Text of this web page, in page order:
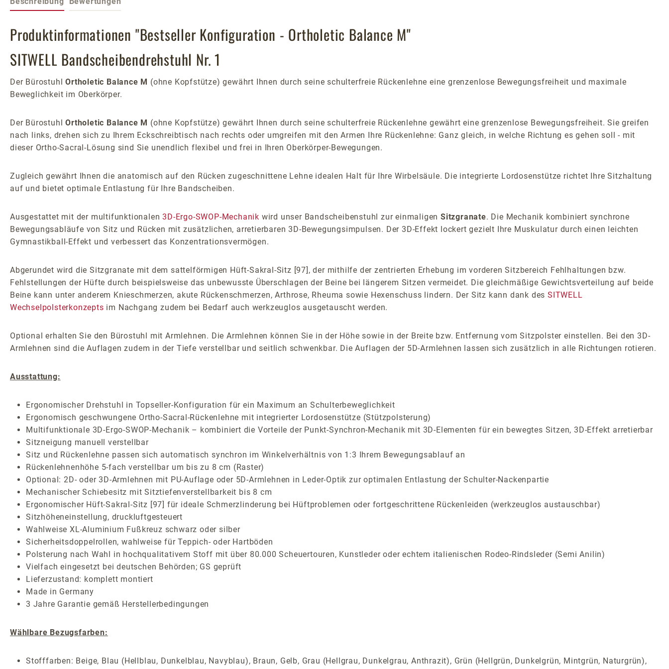
Produktinformationen "Bestseller Konfiguration - Ortholetic Balance M"
SITWELL Bandscheibendrehstuhl Nr. 1
Der BürostuhlOrtholetic Balance M (ohne Kopfstütze) gewährt Ihnen durch seine schulterfreie Rückenlehne eine grenzenlose Bewegungsfreiheit und maximale
Beweglichkeit im Oberkörper.
Der BürostuhlOrtholetic Balance M (ohne Kopfstütze) gewährt Ihnen durch seine schulterfreie Rückenlehne gewährt eine grenzenlose Bewegungsfreiheit. Sie greifen
nach links, drehen sich zu Ihrem Eckschreibtisch nach rechts oder umgreifen mit den Armen Ihre Rückenlehne: Ganz gleich, in welche Richtung es gehen soll - mit
dieser Ortho-Sacral-Lösung sind Sie unendlich flexibel und frei in Ihren Oberkörper-Bewegungen.
Zugleich gewährt Ihnen die anatomisch auf den Rücken zugeschnittene Lehne idealen Halt für Ihre Wirbelsäule. Die integrierte Lordosenstütze richtet Ihre Sitzhaltung
auf und bietet optimale Entlastung für Ihre Bandscheiben.
Ausgestattet mit der multifunktionalen3D-Ergo-SWOP-Mechanik wird unser Bandscheibenstuhl zur einmaligenSitzgranate. Die Mechanik kombiniert synchrone
Bewegungsabläufe von Sitz und Rücken mit zusätzlichen, arretierbaren 3D-Bewegungsimpulsen. Der 3D-Effekt lockert gezielt Ihre Muskulatur durch einen leichten
Gymnastikball-Effekt und verbessert das Konzentrationsvermögen.
Abgerundet wird die Sitzgranate mit dem sattelförmigen Hüft-Sakral-Sitz [97], der mithilfe der zentrierten Erhebung im vorderen Sitzbereich Fehlhaltungen bzw.
Fehlstellungen der Hüfte durch beispielsweise das unbewusste Überschlagen der Beine bei längerem Sitzen vermeidet. Die gleichmäßige Gewichtsverteilung auf beide
Beine kann unter anderem Knieschmerzen, akute Rückenschmerzen, Arthrose, Rheuma sowie Hexenschuss lindern. Der Sitz kann dank des SITWELL
Wechselpolsterkonzepts im Nachgang zudem bei Bedarf auch werkzeuglos ausgetauscht werden.
Optional erhalten Sie den Bürostuhl mit Armlehnen. Die Armlehnen können Sie in der Höhe sowie in der Breite bzw. Entfernung vom Sitzpolster einstellen. Bei den 3D-
Armlehnen sind die Auflagen zudem in der Tiefe verstellbar und seitlich schwenkbar. Die Auflagen der 5D-Armlehnen lassen sich zusätzlich in alle Richtungen rotieren.
Ausstattung:
Ergonomischer Drehstuhl in Topseller-Konfiguration für ein Maximum an Schulterbeweglichkeit
Ergonomisch geschwungene Ortho-Sacral-Rückenlehne mit integrierter Lordosenstütze (Stützpolsterung)
Multifunktionale 3D-Ergo-SWOP-Mechanik – kombiniert die Vorteile der Punkt-Synchron-Mechanik mit 3D-Elementen für ein bewegtes Sitzen, 3D-Effekt arretierbar
Sitzneigung manuell verstellbar
Sitz und Rückenlehne passen sich automatisch synchron im Winkelverhältnis von 1:3 Ihrem Bewegungsablauf an
Rückenlehnenhöhe 5-fach verstellbar um bis zu 8 cm (Raster)
Optional: 2D- oder 3D-Armlehnen mit PU-Auflage oder 5D-Armlehnen in Leder-Optik zur optimalen Entlastung der Schulter-Nackenpartie
Mechanischer Schiebesitz mit Sitztiefenverstellbarkeit bis 8 cm
Ergonomischer Hüft-Sakral-Sitz [97] für ideale Schmerzlinderung bei Hüftproblemen oder fortgeschrittene Rückenleiden (werkzeuglos austauschbar)
Sitzhöheneinstellung, druckluftgesteuert
Wahlweise XL-Aluminium Fußkreuz schwarz oder silber
Sicherheitsdoppelrollen, wahlweise für Teppich- oder Hartböden
Polsterung nach Wahl in hochqualitativem Stoff mit über 80.000 Scheuertouren, Kunstleder oder echtem italienischen Rodeo-Rindsleder (Semi Anilin)
Vielfach eingesetzt bei deutschen Behörden; GS geprüft
Lieferzustand: komplett montiert
Made in Germany
3 Jahre Garantie gemäß Herstellerbedingungen
Wählbare Bezugsfarben:
Stofffarben: Beige, Blau (Hellblau, Dunkelblau, Navyblau), Braun, Gelb, Grau (Hellgrau, Dunkelgrau, Anthrazit), Grün (Hellgrün, Dunkelgrün, Mintgrün, Naturgrün),